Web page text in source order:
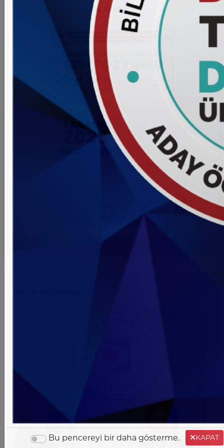
Bu pencereyi bir daha gösterme. KAPAT
bir ivme kazandırmaktadır. Uluslararası İlişkiler Ofisi
koordinasyonunda yürütülen temaslar neticesinde
hayata geçirilen bu iş birliği, Üniversitemizin uluslararası
ağını yalnızca genişletmekle kalmayıp, aynı zamanda
niteliksel olarak da derinleştirmektedir. Bu sayede
öğrencilerimiz ve akademik personelimiz; Asya’nın
dinamik, yenilikçi ve hızla gelişen yükseköğretim
ortamında eğitim, araştırma ve kültürel etkileşim
olanaklarına doğrudan erişim sağlayarak küresel ölçekte
rekabet güçlerini artırma fırsatı elde edecektir.
Üniversitemiz, güçlü iş birlikleri ve sürdürülebilir
uluslararasılaşma politikalarıyla; küresel ölçekte
akademik iş birliklerini artırmaya ve nitelikli
uluslararasılaşma faaliyetlerini geliştirmeye kararlılıkla
1 Aralık